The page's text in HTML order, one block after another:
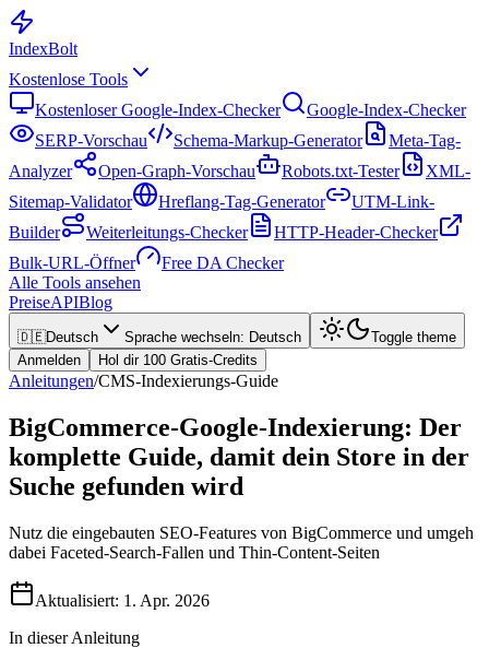
IndexBolt
Kostenlose Tools
Kostenloser Google-Index-Checker
Google-Index-Checker
SERP-Vorschau
Schema-Markup-Generator
Meta-Tag-
Analyzer
Open-Graph-Vorschau Robots.txt-Tester
XML-
Sitemap-Validator
Hreflang-Tag-Generator
UTM-Link-
Builder
Weiterleitungs-Checker
HTTP-Header-Checker
Bulk-URL-Öffner
Free DA Checker
Alle Tools ansehen
PreiseAPIBlog
🇩🇪Deutsch Sprache wechseln: Deutsch
Toggle theme
Anmelden
Hol dir 100 Gratis-Credits
Anleitungen/CMS-Indexierungs-Guide
BigCommerce-Google-Indexierung: Der
komplette Guide, damit dein Store in der
Suche gefunden wird
Nutz die eingebauten SEO-Features von BigCommerce und umgeh
dabei Faceted-Search-Fallen und Thin-Content-Seiten
Aktualisiert: 1. Apr. 2026
In dieser Anleitung